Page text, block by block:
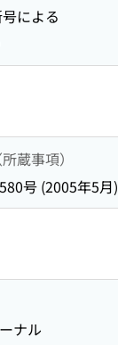
による
蔵事項）
号 (2005年5月)
ナル